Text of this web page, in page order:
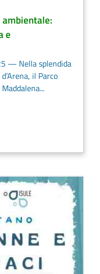
ambientale:
e
— Nella splendida
il Parco